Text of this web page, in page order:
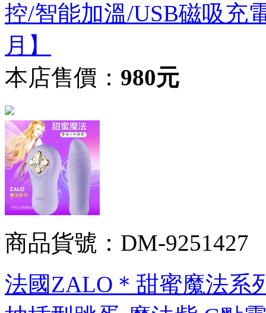
控/智能加溫/USB磁吸充
月】
本店售價： 980元
商品貨號：DM-9251427
法國ZALO＊甜蜜魔法系